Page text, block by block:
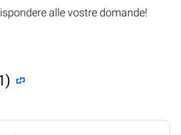
alle vostre domande!